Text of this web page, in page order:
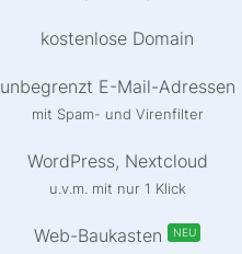
kostenlose Domain
unbegrenzt E-Mail-Adressen
mit Spam- und Virenfilter
WordPress, Nextcloud
u.v.m. mit nur 1 Klick
Web-Baukasten NEU